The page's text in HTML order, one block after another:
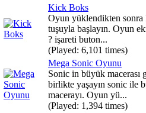
Kick Boks
Oyun yüklendikten
tuşuyla başlayın. Oyun
? işareti buton...
(Played: 6,101 times)
Mega Sonic Oyunu
Sonic in büyük macerası
birlikte yaşayın sonic ile
macerayı. Oyun yü...
(Played: 1,394 times)